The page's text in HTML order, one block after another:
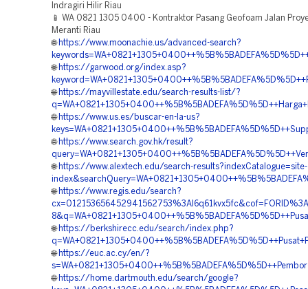
Indragiri Hilir Riau
📱 WA 0821 1305 0400 - Kontraktor Pasang Geofoam Jalan
Meranti Riau
🌐 https://www.moonachie.us/advanced-search?
🌐 https://garwood.org/index.asp?
🌐 https://mayvillestate.edu/search-results-list/?
🌐 https://www.us.es/buscar-en-la-us?
🌐 https://www.search.gov.hk/result?
🌐 https://www.alextech.edu/search-results?indexCatalogue=site-
🌐 https://www.regis.edu/search?
🌐 https://berkshirecc.edu/search/index.php?
🌐 https://euc.ac.cy/en/?
🌐 https://home.dartmouth.edu/search/google?